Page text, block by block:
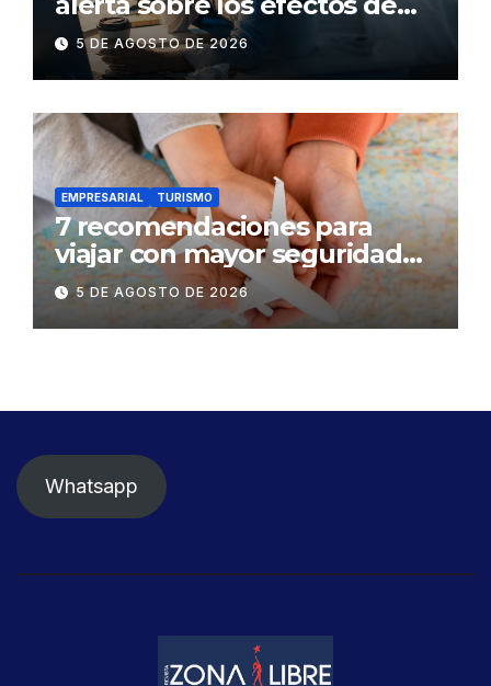
dormir mal en la salud física y
mental
5 DE AGOSTO DE 2026
EMPRESARIAL TURISMO
7 recomendaciones para
viajar con mayor seguridad
dentro y fuera del Ecuador
5 DE AGOSTO DE 2026
Whatsapp